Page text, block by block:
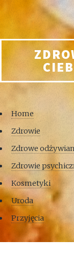
Home
Zdrowie
Zdrowe
Zdrowie
Kosmetyki
Uroda
Przyjęcia